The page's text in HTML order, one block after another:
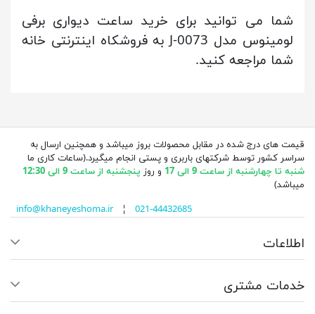
شما می توانید برای خرید ساعت دیواری برفی
لومینوس مدل J-0073 به فروشکاه اینترنتی خانه
شما مراجعه کنید.
قیمت های درج شده در مقابل محصولات بروز میباشد و همچنین ارسال به
سراسر کشور توسط شرکتهای باربری و پستی انجام میگیرد.(ساعات کاری ما
شنبه تا چهارشنبه از ساعت 9 الی 17
و روز پنجشنبه از ساعت 9 الی 12:30
میباشد)
info@khaneyeshoma.ir¦ 021-44432685
اطلاعات
خدمات مشتری